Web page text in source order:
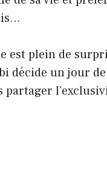
est plein de
décide un jour
partager